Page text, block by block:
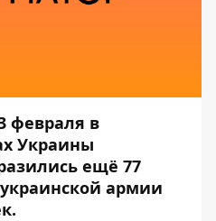
февраля в
Украины
ещё 77
армии